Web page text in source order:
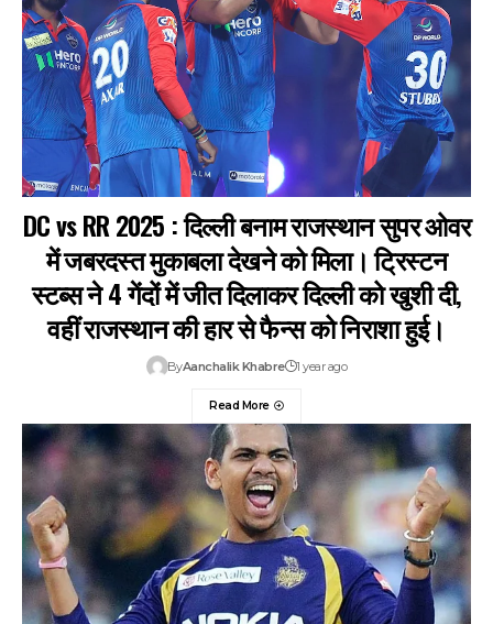
DC vs RR 2025 : दिल्ली बनाम राजस्थान सुपर ओवर
में जबरदस्त मुकाबला देखने को मिला। ट्रिस्टन
स्टब्स ने 4 गेंदों में जीत दिलाकर दिल्ली को खुशी दी,
वहीं राजस्थान की हार से फैन्स को निराशा हुई।
ByAanchalik Khabre 1 year ago
Read More